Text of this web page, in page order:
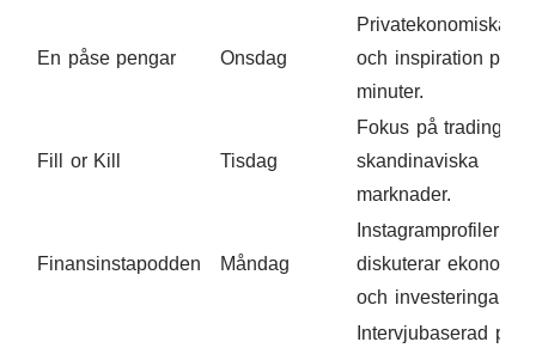
En påse pengar Onsdag
Privatekonomiska
och inspiration på
minuter.
Fill or Kill Tisdag
Fokus på trading
skandinaviska
marknader.
Finansinstapodden Måndag
Instagramprofiler
diskuterar ekonomi
och investeringar.
Intervjubaserad